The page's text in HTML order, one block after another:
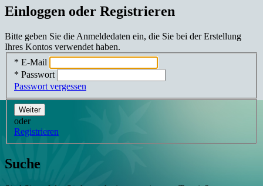
Einloggen oder Registrieren
Bitte geben Sie die Anmeldedaten ein, die Sie bei der Erstellung
Ihres Kontos verwendet haben.
* E-Mail
* Passwort
Passwort vergessen
Weiter
oder
Registrieren
Suche